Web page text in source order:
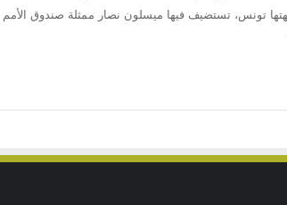
تونس، تستضيف فيها ميسلون نصار ممثلة صندوق الأمم